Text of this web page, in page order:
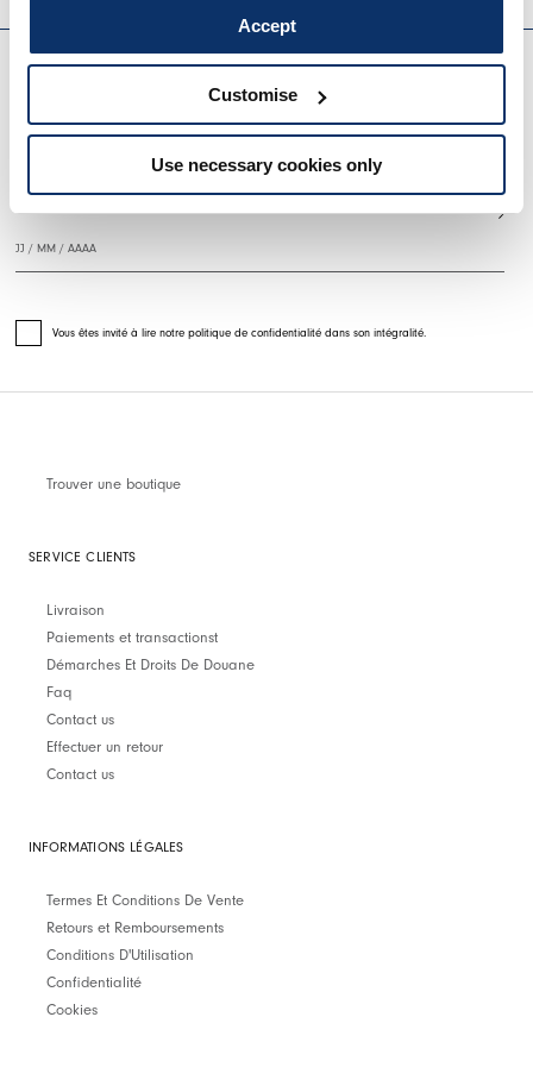
Accept
Customise
Use necessary cookies only
EVERYDAY COUTURE
S'INSCRIRE À NOTRE BULLETIN D'INFORMATION
Vous êtes invité à lire notre politique de confidentialité dans son intégralité.
Trouver une boutique
SERVICE CLIENTS
Livraison
Paiements et transactionst
Démarches Et Droits De Douane
Faq
Contact us
Effectuer un retour
Contact us
INFORMATIONS LÉGALES
Termes Et Conditions De Vente
Retours et Remboursements
Conditions D'Utilisation
Confidentialité
Cookies